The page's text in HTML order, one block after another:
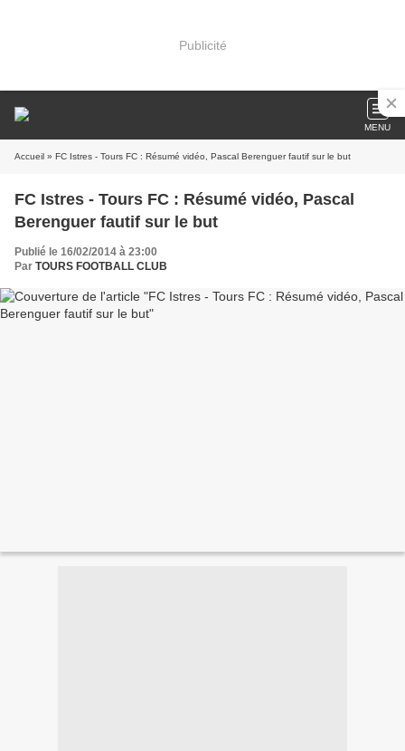
Publicité
MENU
Accueil » FC Istres - Tours FC : Résumé vidéo, Pascal Berenguer fautif sur le but
FC Istres - Tours FC : Résumé vidéo, Pascal
Berenguer fautif sur le but
Publié le 16/02/2014 à 23:00
Par TOURS FOOTBALL CLUB